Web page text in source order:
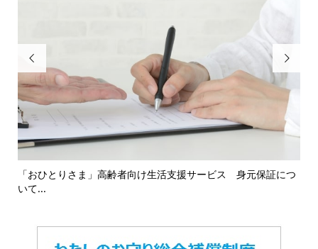

「おひとりさま」高齢者向け生活支援サービス 身元保証につ
いて...
